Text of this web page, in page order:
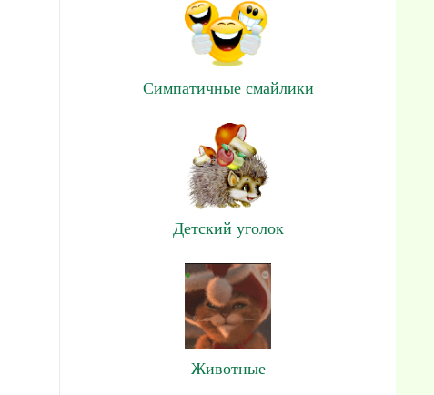
Симпатичные смайлики
Детский уголок
Животные